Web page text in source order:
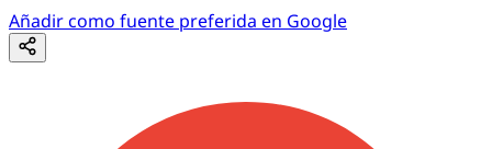
Añadir como fuente preferida en Google